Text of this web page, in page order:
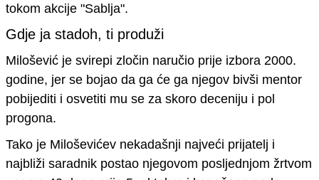
tokom akcije "Sablja".
Gdje ja stadoh, ti produži
Milošević je svirepi zločin naručio prije izbora 2000.
godine, jer se bojao da ga će ga njegov bivši mentor
pobijediti i osvetiti mu se za skoro deceniju i pol
progona.
Tako je Miloševićev nekadašnji najveći prijatelj i
najbliži saradnik postao njegovom posljednjom žrtvom